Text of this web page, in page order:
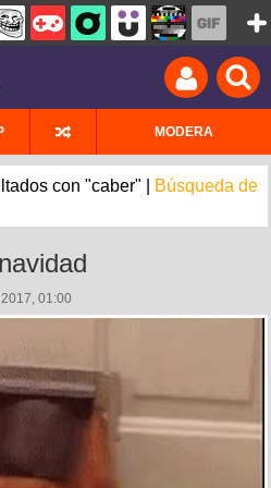
MODERA
con "caber" |
Búsqueda de
01:00